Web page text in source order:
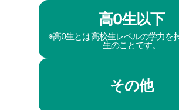
高0生以下
※高0生とは高校生レベルの学力を
生のことです。
その他